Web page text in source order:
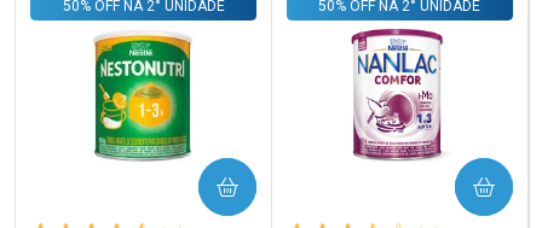
50% OFF NA 2° UNIDADE
COMPRAR
50% OFF NA 2° UNIDADE
COMPRAR